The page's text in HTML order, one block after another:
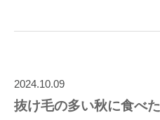
2024.10.09
抜け毛の多い秋に食べ